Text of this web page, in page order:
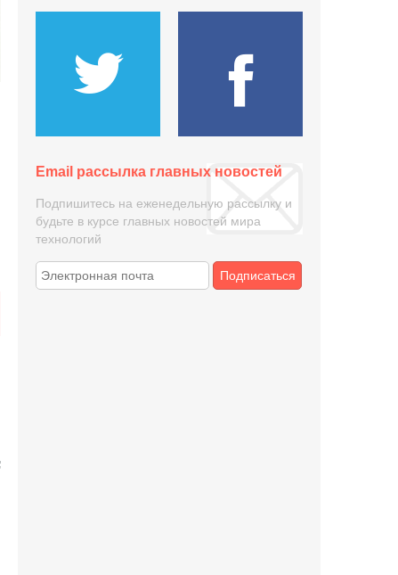
Email рассылка главных новостей
Подпишитесь на еженедельную рассылку и
будьте в курсе главных новостей мира
технологий
Подписаться